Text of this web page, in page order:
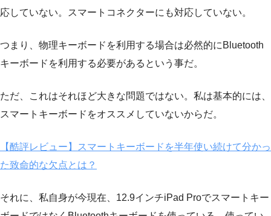
応していない。スマートコネクターにも対応していない。
つまり、物理キーボードを利用する場合は必然的にBluetooth
キーボードを利用する必要があるという事だ。
ただ、これはそれほど大きな問題ではない。私は基本的には、
スマートキーボードをオススメしていないからだ。
【酷評レビュー】スマートキーボードを半年使い続けて分かっ
た致命的な欠点とは？
それに、私自身が今現在、12.9インチiPad Proでスマートキー